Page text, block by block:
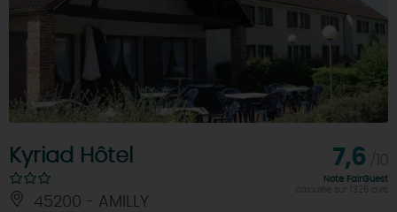
Kyriad Hôtel
45200 - AMILLY
7,6
Note FairGuest
calculée sur 1325 avis